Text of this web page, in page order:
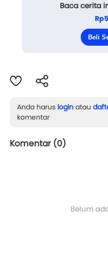
Biasa-biasa saja .
lidahnya menjilat
Ya, Ulani merasa
Baca cerita
Beli
Anda harus login atau
komentar
Komentar (0)
Belum